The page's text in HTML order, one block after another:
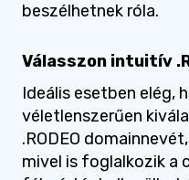
beszélhetnek róla.
Válasszon intuitív
Ideális esetben elég,
véletlenszerűen
.RODEO
mivel is foglalkozik a